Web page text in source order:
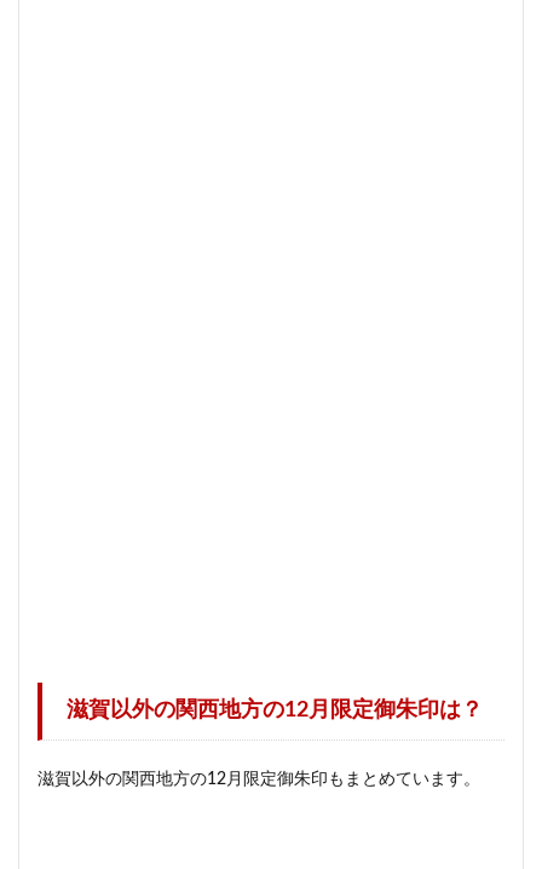
滋賀以外の関西地方の12月限定御朱印は？
滋賀以外の関西地方の12月限定御朱印もまとめています。